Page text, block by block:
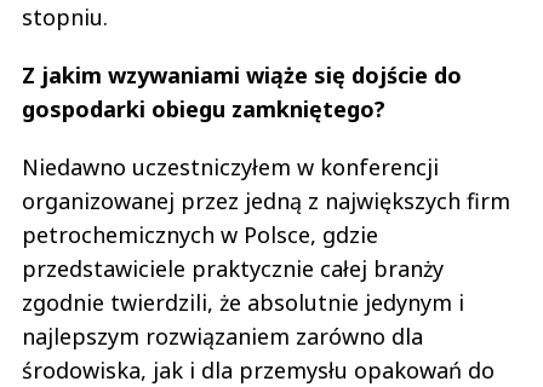
stopniu.
Z jakim wzywaniami wiąże się dojście do
gospodarki obiegu zamkniętego?
Niedawno uczestniczyłem w konferencji
organizowanej przez jedną z największych firm
petrochemicznych w Polsce, gdzie
przedstawiciele praktycznie całej branży
zgodnie twierdzili, że absolutnie jedynym i
najlepszym rozwiązaniem zarówno dla
środowiska, jak i dla przemysłu opakowań do